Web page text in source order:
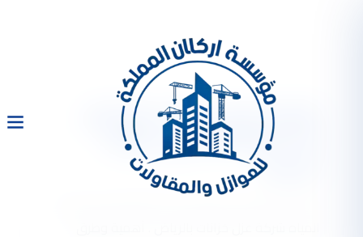
شركة عزل خزانات بالرياض
0533334179 عزل خزانات
المياه